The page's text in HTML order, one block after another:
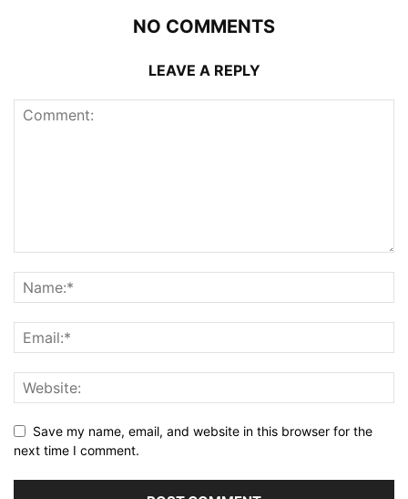
NO COMMENTS
LEAVE A REPLY
Save my name, email, and website in this browser for the
next time I comment.